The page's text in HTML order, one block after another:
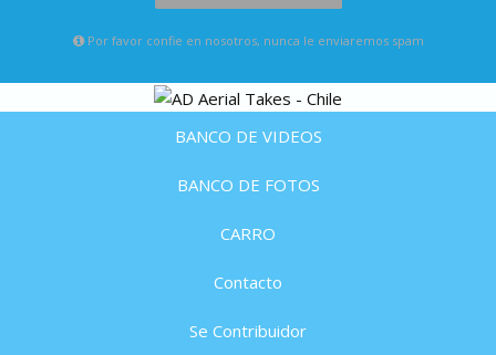
Por favor confie en nosotros, nunca le enviaremos spam
BANCO DE VIDEOS
BANCO DE FOTOS
CARRO
Contacto
Se Contribuidor